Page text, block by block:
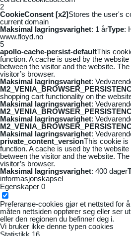
2
CookieConsent [x2]Stores the user's
current domain
Maksimal lagringsvarighet: 1 årType:
www.floyd.no
5
apollo-cache-persist-defaultThis
function. A cache is used by the
between the visitor and the website.
visitor’s browser.
Maksimal lagringsvarighet:
shopping cart functionality on the
Maksimal lagringsvarighet:
Maksimal lagringsvarighet:
Maksimal lagringsvarighet:
private_content_versionThis cookie is
function. A cache is used by the
between the visitor and the website.
visitor’s browser.
Maksimal lagringsvarighet: 400 dager
informasjonskapsel
Egenskaper 0
Preferanse-cookies gjør et nettsted for
måten nettsiden oppfører seg eller ser
eller den regionen du befinner deg i.
Vi bruker ikke denne typen cookies
Statistikk 16